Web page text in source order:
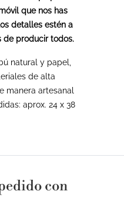
que nos has
detalles estén a
de producir todos.
natural y papel,
de alta
manera artesanal
aprox. 24 x 38
con